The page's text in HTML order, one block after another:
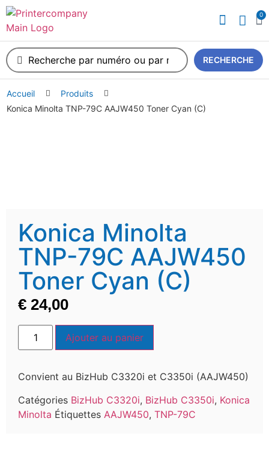
0
RECHERCHE
Accueil
Produits
Konica Minolta TNP-79C AAJW450 Toner Cyan (C)
Konica Minolta
TNP-79C AAJW450
Toner Cyan (C)
€ 24,00
Ajouter au panier
Convient au BizHub C3320i et C3350i (AAJW450)
Catégories BizHub C3320i, BizHub C3350i, Konica
Minolta Étiquettes AAJW450, TNP-79C